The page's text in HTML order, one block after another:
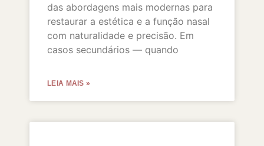
das abordagens mais modernas para
restaurar a estética e a função nasal
com naturalidade e precisão. Em
casos secundários — quando
LEIA MAIS »